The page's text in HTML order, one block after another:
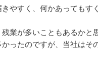
やすく、何かあってもす
業が多いこともあるかと
ったのですが、当社はそ